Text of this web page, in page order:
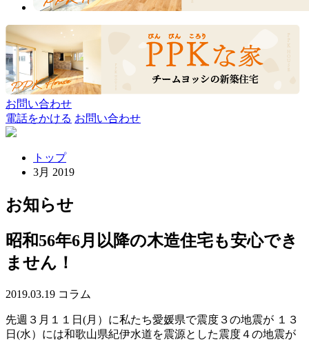
お問い合わせ
電話をかける お問い合わせ
トップ
3月 2019
お知らせ
昭和56年6月以降の木造住宅も安心でき
ません！
2019.03.19 コラム
先週３月１１日(月）に私たち愛媛県で震度３の地震が １３
日(水）には和歌山県紀伊水道を震源とした震度４の地震が